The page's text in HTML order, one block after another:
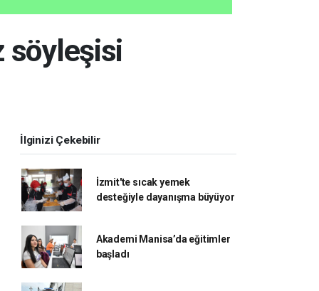
söyleşisi
İlginizi Çekebilir
İzmit'te sıcak yemek
desteğiyle dayanışma büyüyor
Akademi Manisa’da eğitimler
başladı